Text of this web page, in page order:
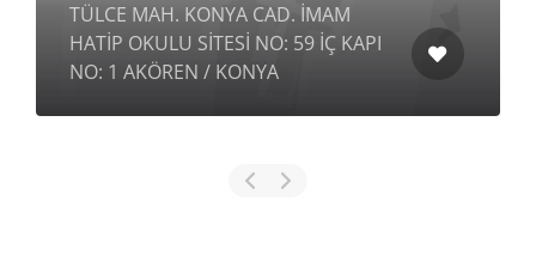
İMAMHATİP ORTAOKULU SİTESİ
YENİ BİNA BLOK NO: 2 İÇ KAPI NO:
11 ULAŞ / SİVAS